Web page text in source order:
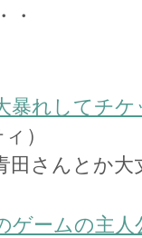
・
暴れしてチ
）
田さんとか大
ゲームの主